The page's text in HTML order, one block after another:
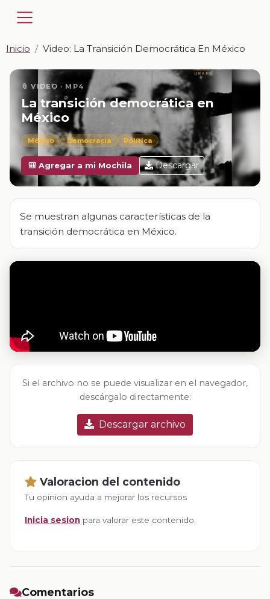
Inicio Video: La Transición Democrática En México
📎 VIDEO · MP4
La transición democrática en
México
México Democracia Política
🎒 Agregar a mi Mochila Descargar
Se muestran algunas características de la
transición democrática en México.
Si el archivo no se puede visualizar en el navegador,
descárgalo directamente:
Descargar archivo
Valoracion del contenido
Tu opinion ayuda a mejorar los recursos
Inicia sesion para valorar este contenido.
Comentarios